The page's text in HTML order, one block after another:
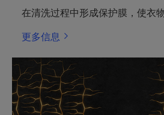
在清洗过程中形成保护膜，使衣
更多信息